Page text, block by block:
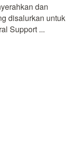
dan
disalurkan untuk
Support ...